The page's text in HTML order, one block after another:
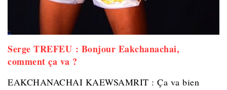
Serge TREFEU : Bonjour Eakchanachai,
comment ça va ?
EAKCHANACHAI KAEWSAMRIT : Ça va bien